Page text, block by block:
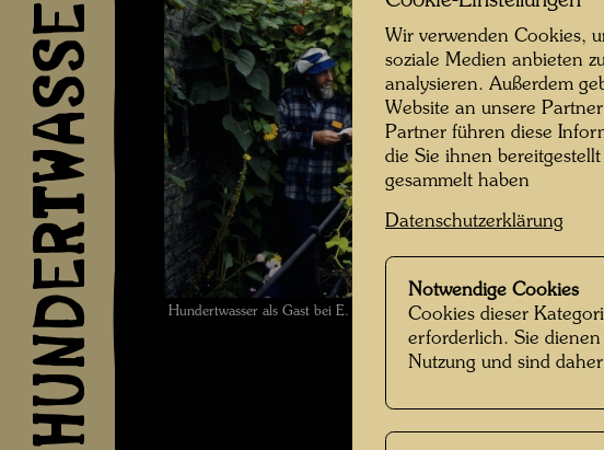
HUNDERTWASSER
Hundertwasser als Gast bei E. R. Finsches auf seinem Dachgarten in
Lötsch ©
Wir verwenden Cookies,
soziale Medien anbieten
analysieren. Außerdem
Website an unsere
Partner führen diese
die Sie ihnen
gesammelt haben
Datenschutzerklärung
Notwendige Cookies
Cookies dieser
erforderlich. Sie
Nutzung und sind